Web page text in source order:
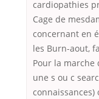
cardiopathies
Cage de
concernant en
les Burn-aout,
Pour la
une s ou c